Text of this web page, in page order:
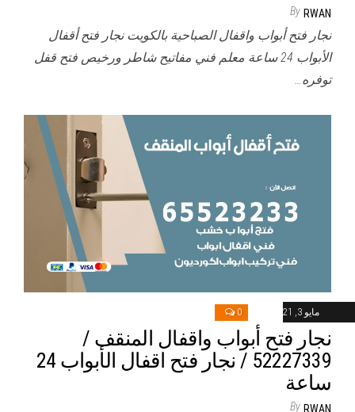
By RWAN
نجار فتح أبواب واقفال الصباحية بالكويت نجار فتح أقفال
الأبواب 24 ساعة معلم فني مفاتيح شاطر ورخيص فتح قفل
توفره…
مايو 3, 2021 0
نجار فتح أبواب واقفال المنقف /
52227339 / نجار فتح اقفال الأبواب 24
ساعة
By RWAN